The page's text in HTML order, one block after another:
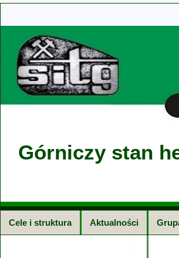
Górniczy stan
Cele i struktura Aktualności